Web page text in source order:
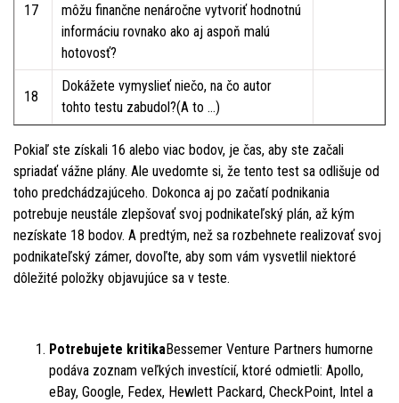
17
môžu finančne nenáročne vytvoriť hodnotnú
informáciu rovnako ako aj aspoň malú
hotovosť?
18
Dokážete vymyslieť niečo, na čo autor
tohto testu zabudol?(A to …)
Pokiaľ ste získali 16 alebo viac bodov, je čas, aby ste začali
spriadať vážne plány. Ale uvedomte si, že tento test sa odlišuje od
toho predchádzajúceho. Dokonca aj po začatí podnikania
potrebuje neustále zlepšovať svoj podnikateľský plán, až kým
nezískate 18 bodov. A predtým, než sa rozbehnete realizovať svoj
podnikateľský zámer, dovoľte, aby som vám vysvetlil niektoré
dôležité položky objavujúce sa v teste.
Potrebujete kritikaBessemer Venture Partners humorne
podáva zoznam veľkých investícií, ktoré odmietli: Apollo,
eBay, Google, Fedex, Hewlett Packard, CheckPoint, Intel a